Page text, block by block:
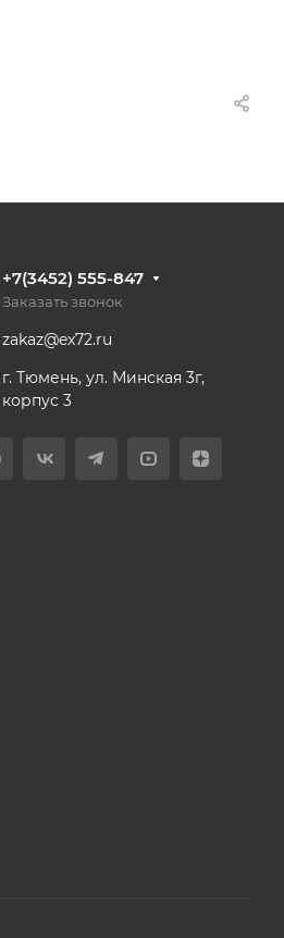
+7(3452) 555-847
Заказать звонок
zakaz@ex72.ru
г. Тюмень, ул. Минская 3г,
корпус 3